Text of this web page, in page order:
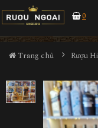
0
Trang chủ